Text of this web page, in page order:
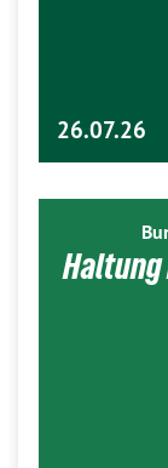
26.07.26
Haltung